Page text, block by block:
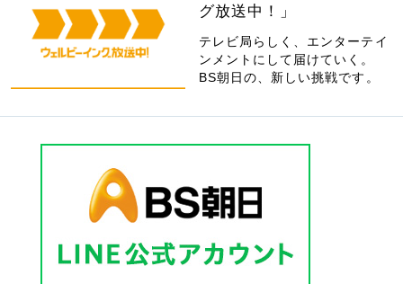
グ放送中！」
テレビ局らしく、エンターテイ
ンメントにして届けていく。
BS朝日の、新しい挑戦です。